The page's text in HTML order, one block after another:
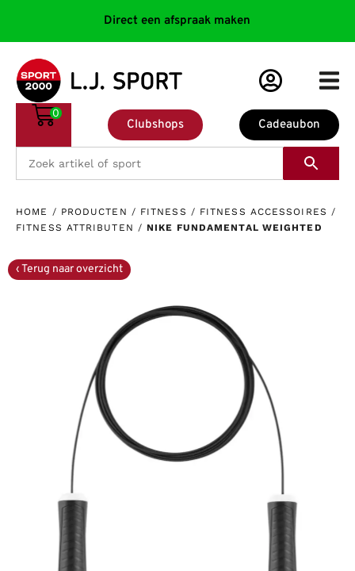
Direct een afspraak maken
Cadeaubon
Clubshops
0
HOME / PRODUCTEN / FITNESS / FITNESS ACCESSOIRES /
FITNESS ATTRIBUTEN /NIKE FUNDAMENTAL WEIGHTED